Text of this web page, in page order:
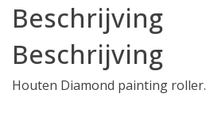
Beschrijving
Beschrijving
Houten Diamond painting roller.